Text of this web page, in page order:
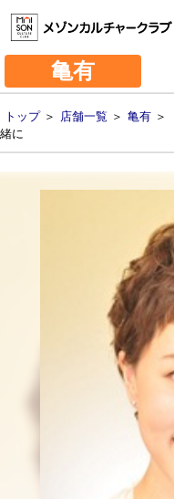
亀有
トップ＞ 店舗一覧 ＞ 亀有 ＞
緒に